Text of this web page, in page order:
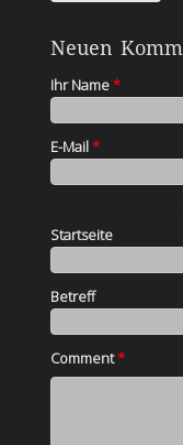
Neuen
Ihr Name*
E-Mail*
Startseite
Betreff
Comment*